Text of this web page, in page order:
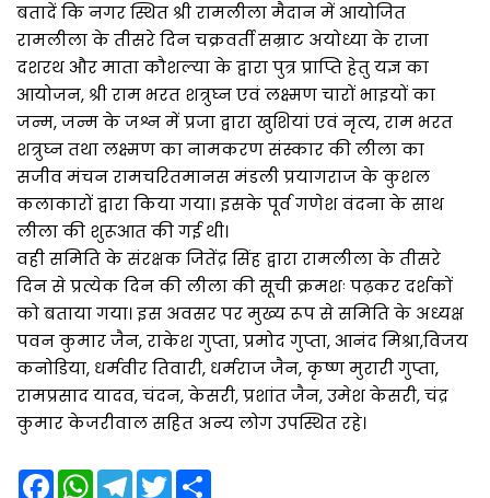
बतादें कि नगर स्थित श्री रामलीला मैदान में आयोजित
रामलीला के तीसरे दिन चक्रवर्ती सम्राट अयोध्या के राजा
दशरथ और माता कौशल्या के द्वारा पुत्र प्राप्ति हेतु यज्ञ का
आयोजन, श्री राम भरत शत्रुघ्न एवं लक्ष्मण चारों भाइयों का
जन्म, जन्म के जश्न में प्रजा द्वारा खुशियां एवं नृत्य, राम भरत
शत्रुघ्न तथा लक्ष्मण का नामकरण संस्कार की लीला का
सजीव मंचन रामचरितमानस मंडली प्रयागराज के कुशल
कलाकारों द्वारा किया गया। इसके पूर्व गणेश वंदना के साथ
लीला की शुरूआत की गई थी।
वही समिति के संरक्षक जितेंद्र सिंह द्वारा रामलीला के तीसरे
दिन से प्रत्येक दिन की लीला की सूची क्रमशः पढ़कर दर्शकों
को बताया गया। इस अवसर पर मुख्य रूप से समिति के अध्यक्ष
पवन कुमार जैन, राकेश गुप्ता, प्रमोद गुप्ता, आनंद मिश्रा,विजय
कनोडिया, धर्मवीर तिवारी, धर्मराज जैन, कृष्ण मुरारी गुप्ता,
रामप्रसाद यादव, चंदन, केसरी, प्रशांत जैन, उमेश केसरी, चंद्र
कुमार केजरीवाल सहित अन्य लोग उपस्थित रहे।
F
W
T
T